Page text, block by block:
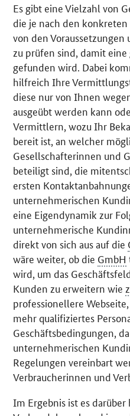
Es gibt eine Vielzahl von
die je nach den
von den
zu prüfen sind, damit
gefunden wird. Dabei
hilfreich Ihre
diese nur von Ihnen
ausgeübt werden kann
Vermittlern, wozu Ihr
bereit ist, an welcher
Gesellschafterinnen und
beteiligt sind, die
ersten
unternehmerischen
eine Eigendynamik zur
unternehmerische
direkt von sich aus auf die
wäre weiter, ob die GmbH
wird, um das
Kunden zu erweitern wie
professionellere
mehr qualifiziertes
Geschäftsbedingungen,
unternehmerischen
Regelungen vereinbart
Verbraucherinnen und
Im Ergebnis ist es darüber